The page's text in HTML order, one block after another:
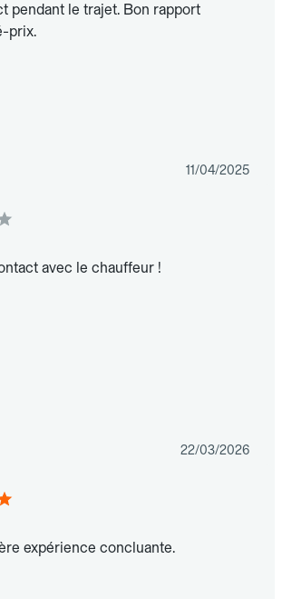
pendant le trajet. Bon rapport
prix.
11/04/2025
avec le chauffeur !
22/03/2026
expérience concluante.